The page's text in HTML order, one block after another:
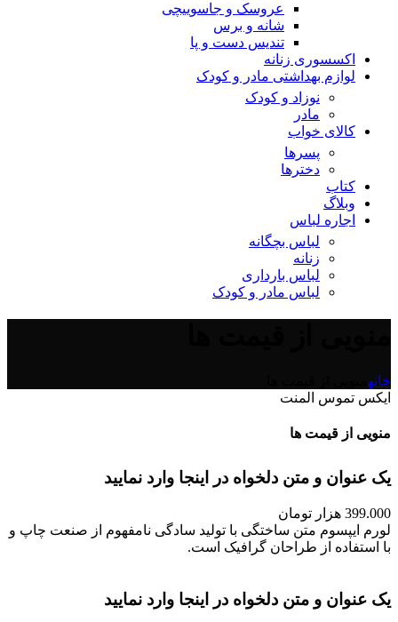
عروسک و جاسوییچی
شانه و برس
تندیس دست و پا
اکسسوری زنانه
لوازم بهداشتی مادر و کودک
نوزاد و کودک
مادر
کالای خواب
پسرها
دخترها
کتاب
وبلاگ
اجاره لباس
لباس بچگانه
زنانه
لباس بارداری
لباس مادر و کودک
خانه
ایکس تموس المنت
منویی از قیمت ها
یک عنوان و متن دلخواه در اینجا وارد نمایید
399.000 هزار تومان
لورم ایپسوم متن ساختگی با تولید سادگی نامفهوم از صنعت چاپ و
با استفاده از طراحان گرافیک است.
یک عنوان و متن دلخواه در اینجا وارد نمایید